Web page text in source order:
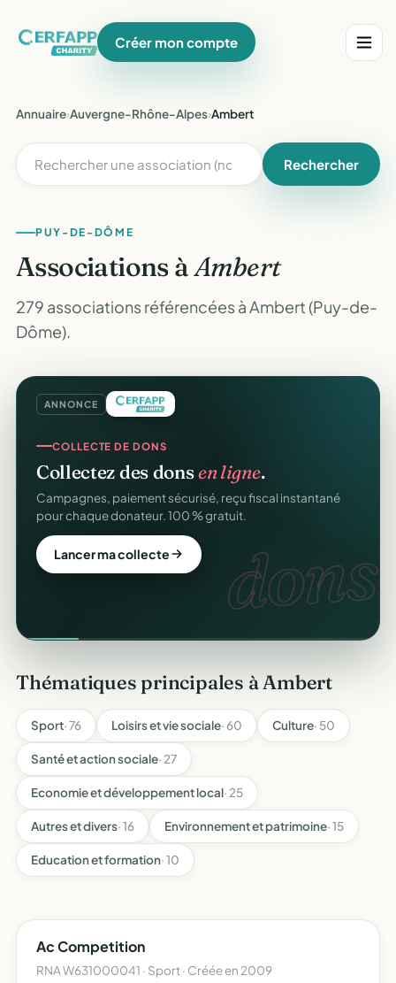
Créer mon compte
Annuaire›Auvergne-Rhône-Alpes›Ambert
Rechercher
PUY-DE-DÔME
Associations àAmbert
279 associations référencées à Ambert (Puy-de-
Dôme).
ANNONCE
dons.
COLLECTE DE DONS
Collectez des donsen ligne.
Campagnes, paiement sécurisé, reçu fiscal instantané
pour chaque donateur. 100 % gratuit.
Lancer ma collecte
Thématiques principales à Ambert
Sport· 76 Loisirs et vie sociale· 60 Culture· 50
Santé et action sociale· 27
Economie et développement local· 25
Autres et divers· 16 Environnement et patrimoine· 15
Education et formation· 10
Ac Competition
RNA W631000041 · Sport · Créée en 2009